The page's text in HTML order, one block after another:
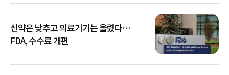
신약은 낮추고 의료기기는 올렸다…
FDA, 수수료 개편